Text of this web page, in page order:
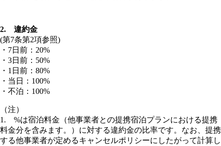
2. 違約金
(第7条第2項参照)
・7日前：20%
・3日前：50%
・1日前：80%
・当日：100%
・不泊：100%
（注）
1. %は宿泊料金（他事業者との提携宿泊プランにおける提携
料金分を含みます。）に対する違約金の比率です。なお、提携
する他事業者が定めるキャンセルポリシーにしたがって計算し